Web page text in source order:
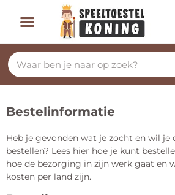
Bestelinformatie
Heb je gevonden wat je zocht en wil je
bestellen? Lees hier hoe je kunt
hoe de bezorging in zijn werk gaat en
kosten per land zijn.